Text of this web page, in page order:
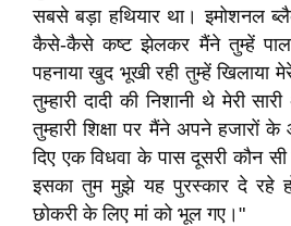
सबसे बड़ा हथियार था। इमोशनल
कैसे-कैसे कष्ट झेलकर मैंने तुम्हें
पहनाया खुद भूखी रही तुम्हें खिलाया
तुम्हारी दादी की निशानी थे मेरी
तुम्हारी शिक्षा पर मैंने अपने हजारों
दिए एक विधवा के पास दूसरी कौन
इसका तुम मुझे यह पुरस्कार दे
छोकरी के लिए मां को भूल गए।"